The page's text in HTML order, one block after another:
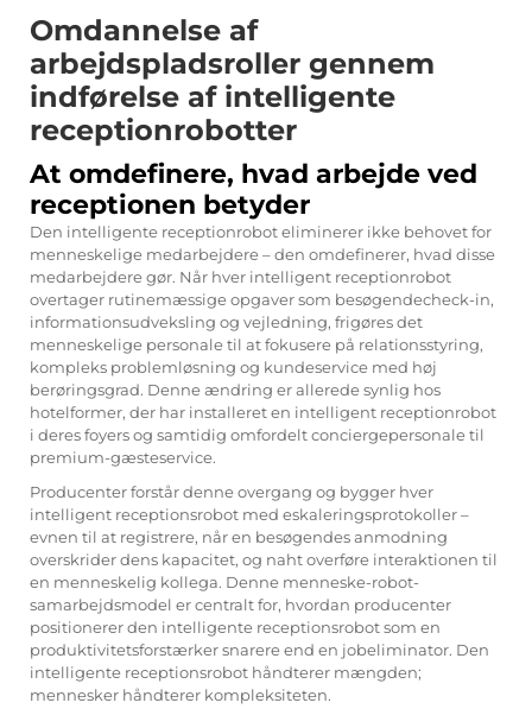
Omdannelse af
arbejdspladsroller gennem
indførelse af intelligente
receptionrobotter
At omdefinere, hvad arbejde ved
receptionen betyder
Den intelligente receptionrobot eliminerer ikke behovet for
menneskelige medarbejdere – den omdefinerer, hvad disse
medarbejdere gør. Når hver intelligent receptionrobot
overtager rutinemæssige opgaver som besøgendecheck-in,
informationsudveksling og vejledning, frigøres det
menneskelige personale til at fokusere på relationsstyring,
kompleks problemløsning og kundeservice med høj
berøringsgrad. Denne ændring er allerede synlig hos
hotelformer, der har installeret en intelligent receptionrobot
i deres foyers og samtidig omfordelt conciergepersonale til
premium-gæsteservice.
Producenter forstår denne overgang og bygger hver
intelligent receptionsrobot med eskaleringsprotokoller –
evnen til at registrere, når en besøgendes anmodning
overskrider dens kapacitet, og naht overføre interaktionen til
en menneskelig kollega. Denne menneske-robot-
samarbejdsmodel er centralt for, hvordan producenter
positionerer den intelligente receptionsrobot som en
produktivitetsforstærker snarere end en jobeliminator. Den
intelligente receptionsrobot håndterer mængden;
mennesker håndterer kompleksiteten.